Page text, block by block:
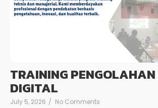
TRAINING
DIGITAL
July 5, 2026 / No Comments